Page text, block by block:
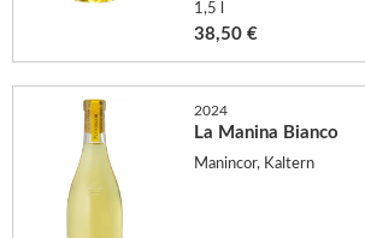
1,5 l
38,50 €
2024
La Manina Bianco
Manincor, Kaltern